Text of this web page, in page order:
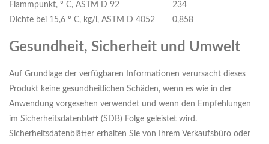
Flammpunkt, º C, ASTM D 92
234
Dichte bei 15,6 º C, kg/l, ASTM D 4052
0,858
Gesundheit, Sicherheit und Umwelt
Auf Grundlage der verfügbaren Informationen verursacht dieses
Produkt keine gesundheitlichen Schäden, wenn es wie in der
Anwendung vorgesehen verwendet und wenn den Empfehlungen
im Sicherheitsdatenblatt (SDB) Folge geleistet wird.
Sicherheitsdatenblätter erhalten Sie von Ihrem Verkaufsbüro oder